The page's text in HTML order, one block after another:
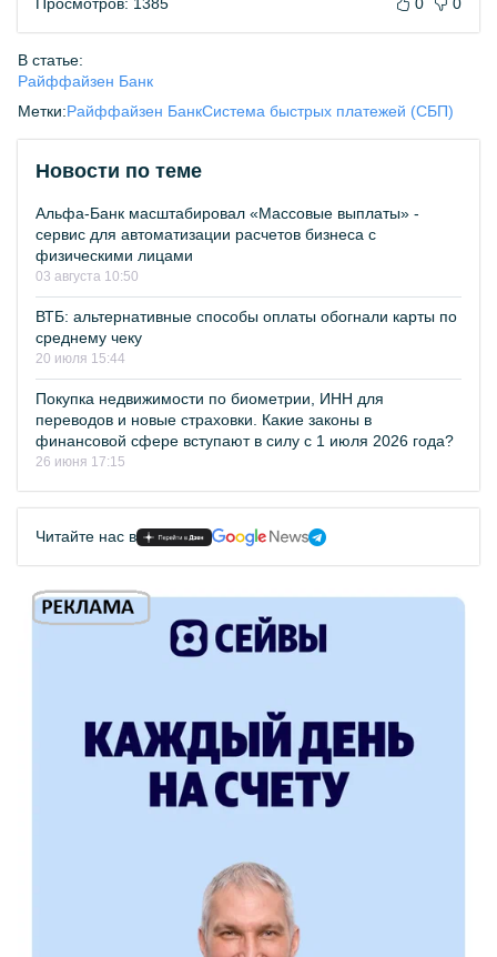
В статье:
Райффайзен Банк
Метки:Райффайзен БанкСистема быстрых платежей (СБП)
Новости по теме
Альфа-Банк масштабировал «Массовые выплаты» -
сервис для автоматизации расчетов бизнеса с
физическими лицами
03 августа 10:50
ВТБ: альтернативные способы оплаты обогнали карты по
среднему чеку
20 июля 15:44
Покупка недвижимости по биометрии, ИНН для
переводов и новые страховки. Какие законы в
финансовой сфере вступают в силу с 1 июля 2026 года?
26 июня 17:15
Читайте нас в